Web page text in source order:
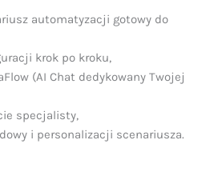
automatyzacji gotowy do
krok po kroku,
(AI Chat dedykowany Twojej
specjalisty,
i personalizacji scenariusza.